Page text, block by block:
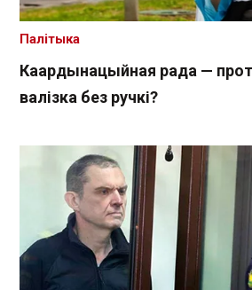
Каардынацыйная рада —
валізка без ручкі?
Палітыка